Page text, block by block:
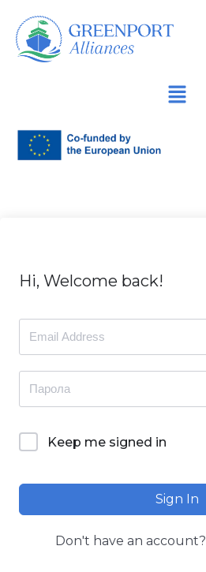
Продължете
към
Hi, Welcome back!
Keep me signed in
Sign In
Don't have an account?